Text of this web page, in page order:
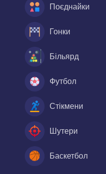
Поєднайки
Гонки
Більярд
Футбол
Стікмени
Шутери
Баскетбол